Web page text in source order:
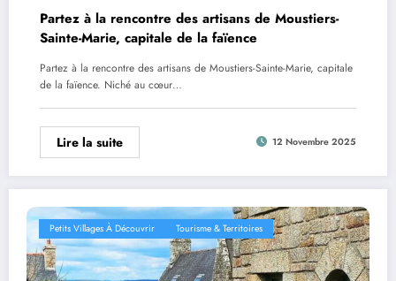
Partez à la rencontre des artisans de Moustiers-
Sainte-Marie, capitale de la faïence
Partez à la rencontre des artisans de Moustiers-Sainte-Marie, capitale
de la faïence. Niché au cœur…
Lire la suite 12 Novembre 2025
Petits Villages À Découvrir Tourisme & Territoires